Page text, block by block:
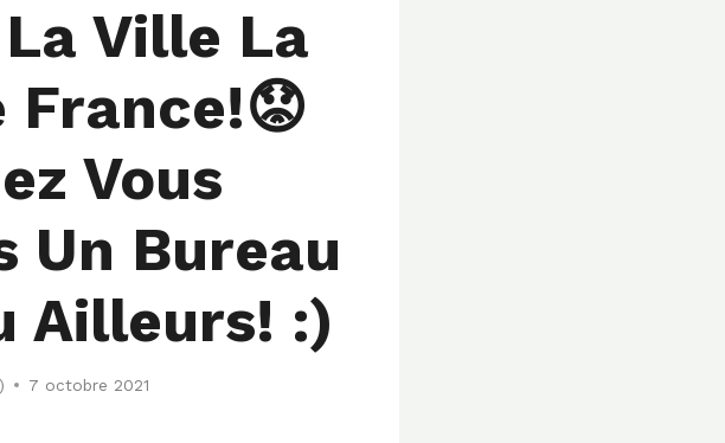
Ville La
France!😟
Vous
Un Bureau
Ailleurs! :)
7 octobre 2021